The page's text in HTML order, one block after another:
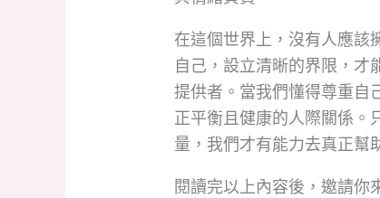
在這個世界上，沒有人應該
自己，設立清晰的界限，才
提供者。當我們懂得尊重自
正平衡且健康的人際關係。
量，我們才有能力去真正幫
閱讀完以上內容後，邀請你